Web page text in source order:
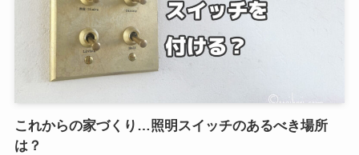
これからの家づくり…照明スイッチのあるべき場所
は？